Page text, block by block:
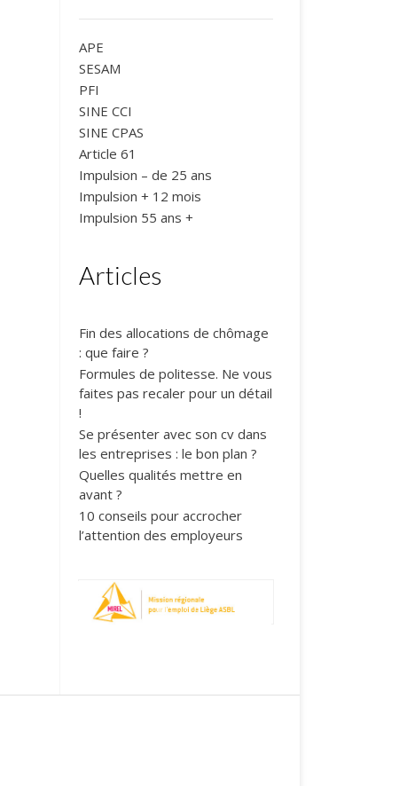
APE
SESAM
PFI
SINE CCI
SINE CPAS
Article 61
Impulsion – de 25 ans
Impulsion + 12 mois
Impulsion 55 ans +
Articles
Fin des allocations de chômage
: que faire ?
Formules de politesse. Ne vous
faites pas recaler pour un détail
!
Se présenter avec son cv dans
les entreprises : le bon plan ?
Quelles qualités mettre en
avant ?
10 conseils pour accrocher
l’attention des employeurs
1 2 3